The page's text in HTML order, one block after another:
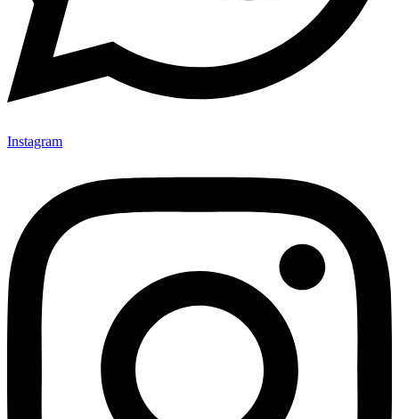
Instagram